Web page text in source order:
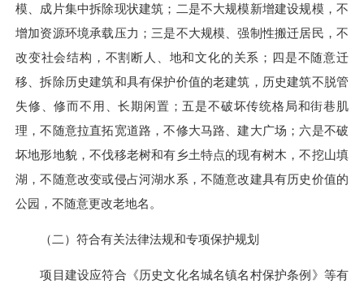
模、成片集中拆除现状建筑；二是不大规模新增建设规模，不
增加资源环境承载压力；三是不大规模、强制性搬迁居民，不
改变社会结构，不割断人、地和文化的关系；四是不随意迁
移、拆除历史建筑和具有保护价值的老建筑，历史建筑不脱管
失修、修而不用、长期闲置；五是不破坏传统格局和街巷肌
理，不随意拉直拓宽道路，不修大马路、建大广场；六是不破
坏地形地貌，不伐移老树和有乡土特点的现有树木，不挖山填
湖，不随意改变或侵占河湖水系，不随意改建具有历史价值的
公园，不随意更改老地名。
（二）符合有关法律法规和专项保护规划
项目建设应符合《历史文化名城名镇名村保护条例》等有